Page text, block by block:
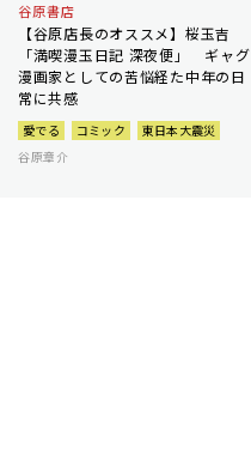
谷原書店
【谷原店長のオススメ】桜玉吉
「満喫漫玉日記 深夜便」 ギャグ
漫画家としての苦悩経た中年の日
常に共感
愛でる コミック
東日本大震災
谷原章介